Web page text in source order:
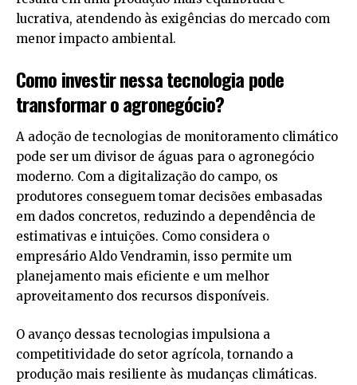
lucrativa, atendendo às exigências do mercado com
menor impacto ambiental.
Como investir nessa tecnologia pode
transformar o agronegócio?
A adoção de tecnologias de monitoramento climático
pode ser um divisor de águas para o agronegócio
moderno. Com a digitalização do campo, os
produtores conseguem tomar decisões embasadas
em dados concretos, reduzindo a dependência de
estimativas e intuições. Como considera o
empresário Aldo Vendramin, isso permite um
planejamento mais eficiente e um melhor
aproveitamento dos recursos disponíveis.
O avanço dessas tecnologias impulsiona a
competitividade do setor agrícola, tornando a
produção mais resiliente às mudanças climáticas.